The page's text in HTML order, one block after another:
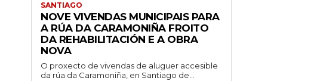
SANTIAGO
NOVE VIVENDAS MUNICIPAIS PARA
A RÚA DA CARAMONIÑA FROITO
DA REHABILITACIÓN E A OBRA
NOVA
O proxecto de vivendas de aluguer accesible
da rúa da Caramoniña, en Santiago de...